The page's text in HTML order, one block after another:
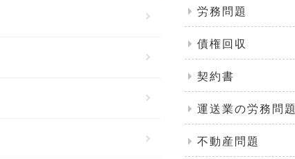
労務問題
債権回収
契約書
運送業の労務問題
不動産問題